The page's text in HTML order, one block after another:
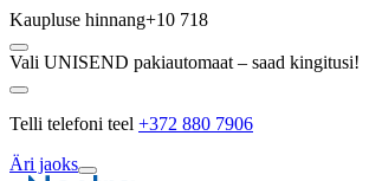
Kaupluse hinnang+10 718
Vali UNISEND pakiautomaat – saad kingitusi!
Telli telefoni teel +372 880 7906
Äri jaoks